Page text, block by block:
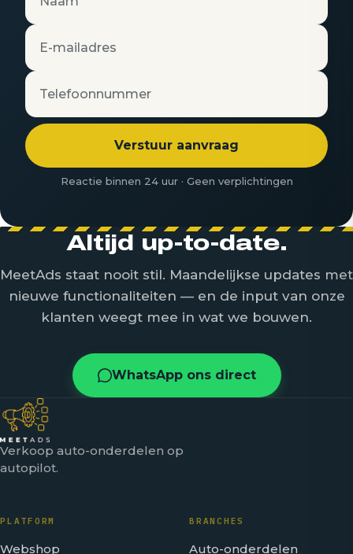
E-mailadres
Telefoonnummer
Verstuur aanvraag
Reactie binnen 24 uur · Geen verplichtingen
Altijd up-to-date.
MeetAds staat nooit stil. Maandelijkse updates met
nieuwe functionaliteiten — en de input van onze
klanten weegt mee in wat we bouwen.
WhatsApp ons direct
Verkoop auto-onderdelen op
autopilot.
PLATFORM
Webshop
BRANCHES
Auto-onderdelen